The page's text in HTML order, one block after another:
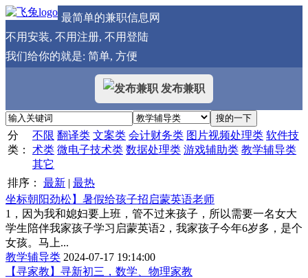
最简单的兼职信息网
不用安装, 不用注册, 不用登陆
我们给你的就是: 简单, 方便
发布兼职
分
类：
不限 翻译类 文案类 会计财务类 图片视频处理类 软件技
术类 微电子技术类 数据处理类 游戏辅助类 教学辅导类
其它
排序：
最新 | 最热
坐标朝阳劲松】暑假给孩子招启蒙英语老师
1，因为我和媳妇要上班，管不过来孩子，所以需要一名女大
学生陪伴我家孩子学习启蒙英语2，我家孩子今年6岁多，是个
女孩。马上...
教学辅导类 2024-07-17 19:14:00
【寻家教】寻新初三，数学、物理家教